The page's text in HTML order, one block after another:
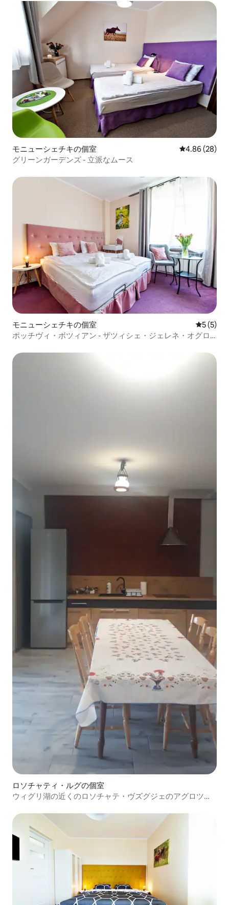
モニューシェチキの個室 レビュー28
4.86 (28)
グリーンガーデンズ - 立派なムース
モニューシェチキの個室 レビュー
5 (5)
ポッチヴィ・ボツィアン - ザツィシェ・ジェレネ・オグロ
ロソチャティ・ルグの個室
ウィグリ湖の近くのロソチャテ・ヴズグジェのアグロツー